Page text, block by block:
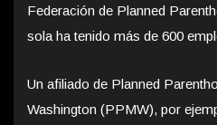
Federación de Planned
sola ha tenido más de 600
Un afiliado de Planned
Washington (PPMW), por